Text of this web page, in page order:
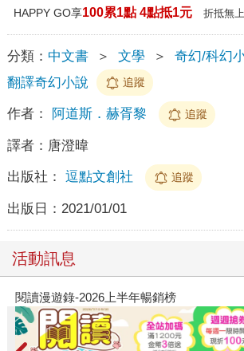
HAPPY GO享100累1點 4點抵1元 折抵無
分類： 中文書 ＞ 文學 ＞ 奇幻/科幻
翻譯奇幻小說
追蹤
作者： 阿道斯．赫胥黎 追蹤
譯者： 唐澄暐
出版社： 逗點文創社 追蹤
出版日： 2021/01/01
活動訊息